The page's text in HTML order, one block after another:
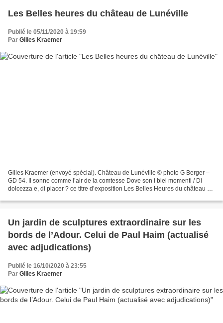
Les Belles heures du château de Lunéville
Publié le 05/11/2020 à 19:59
Par Gilles Kraemer
Gilles Kraemer (envoyé spécial). Château de Lunéville © photo G Berger –
GD 54. Il sonne comme l’air de la comtesse Dove son i biei momenti / Di
dolcezza e, di piacer ? ce titre d’exposition Les Belles Heures du château de
Un jardin de sculptures extraordinaire sur les
bords de l’Adour. Celui de Paul Haim (actualisé
avec adjudications)
Publié le 16/10/2020 à 23:55
Par Gilles Kraemer